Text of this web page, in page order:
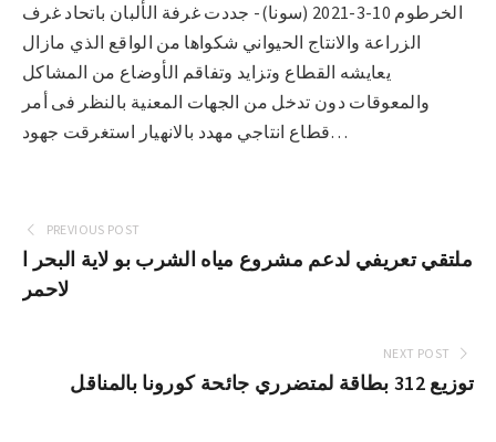
الخرطوم 10-3-2021 (سونا)- جددت غرفة الألبان باتحاد غرف
الزراعة والانتاج الحيواني شكواها من الواقع الذي مازال
يعايشه القطاع وتزايد وتفاقم الأوضاع من المشاكل
والمعوقات دون تدخل من الجهات المعنية بالنظر فى أمر
قطاع انتاجي مهدد بالانهيار استغرقت جهود…
PREVIOUS POST
ملتقي تعريفي لدعم مشروع مياه الشرب بو لاية البحر ا
لاحمر
NEXT POST
توزيع 312 بطاقة لمتضرري جائحة كورونا بالمناقل